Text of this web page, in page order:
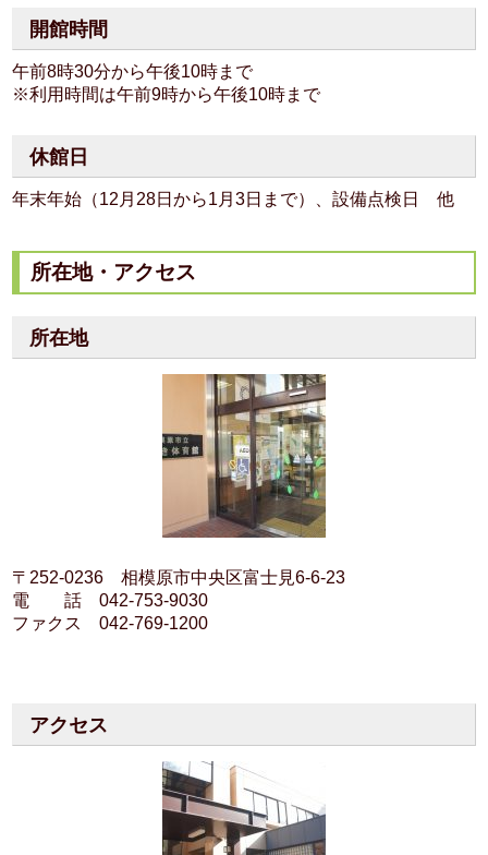
開館時間
午前8時30分から午後10時まで
※利用時間は午前9時から午後10時まで
休館日
年末年始（12月28日から1月3日まで）、設備点検日 他
所在地・アクセス
所在地
〒252-0236 相模原市中央区富士見6-6-23
電 話 042-753-9030
ファクス 042-769-1200
アクセス